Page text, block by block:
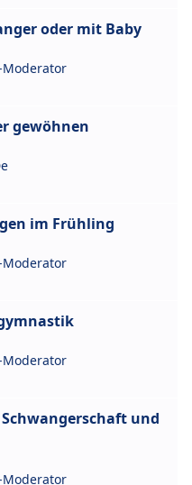
oder mit Baby
Moderator
gewöhnen
im Frühling
Moderator
Moderator
und
Moderator